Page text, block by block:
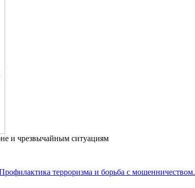
и чрезвычайным ситуациям
терроризма и борьба с мошенничеством.